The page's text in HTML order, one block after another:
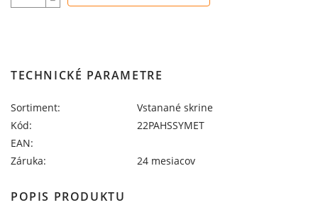
TECHNICKÉ PARAMETRE
Sortiment:
Vstanané skrine
Kód:
22PAHSSYMET
EAN:
Záruka:
24 mesiacov
POPIS PRODUKTU